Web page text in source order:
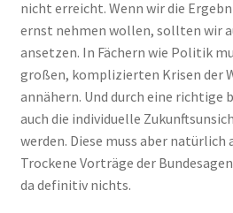
nicht erreicht. Wenn wir die
ernst nehmen wollen, sollten wir
ansetzen. In Fächern wie Politik
großen, komplizierten Krisen der
annähern. Und durch eine richtige
auch die individuelle
werden. Diese muss aber natürlich
Trockene Vorträge der
da definitiv nichts.